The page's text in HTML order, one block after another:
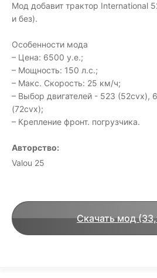
Мод добавит трактор International
и без).
Особенности мода
– Цена: 6500 у.е.;
– Мощность: 150 л.с.;
– Макс. Скорость: 25 км/ч;
– Выбор двигателей - 523 (52cvx),
(72cvx);
– Крепление фронт. погрузчика.
Авторство:
Valou 25
Скачать мод